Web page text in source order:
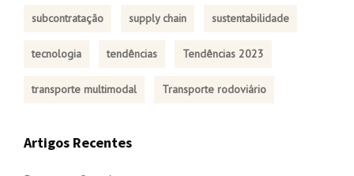
subcontratação supply chain sustentabilidade
tecnologia tendências Tendências 2023
transporte multimodal Transporte rodoviário
Artigos Recentes